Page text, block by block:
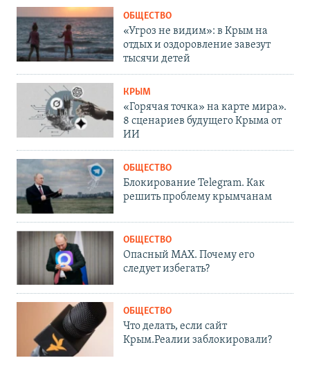
ОБЩЕСТВО
«Угроз не видим»: в Крым на
отдых и оздоровление завезут
тысячи детей
КРЫМ
«Горячая точка» на карте мира».
8 сценариев будущего Крыма от
ИИ
ОБЩЕСТВО
Блокирование Telegram. Как
решить проблему крымчанам
ОБЩЕСТВО
Опасный MAX. Почему его
следует избегать?
ОБЩЕСТВО
Что делать, если сайт
Крым.Реалии заблокировали?